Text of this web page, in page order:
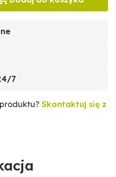
7
Skontaktuj się z